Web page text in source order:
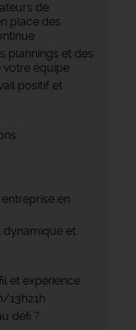
de
place des
plannings et des
votre équipe
positif et
en
dynamique et
et expérience
13h21h
défi ?